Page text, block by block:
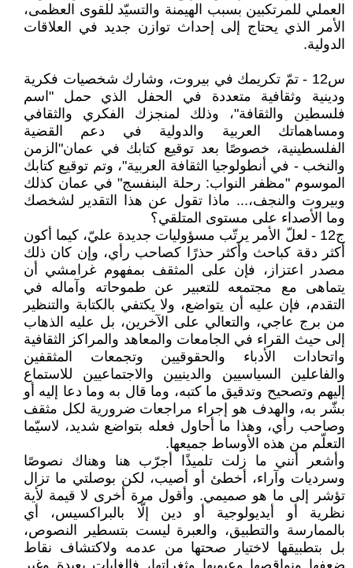
العملي للمرتكبين بسبب الهيمنة والتسيّد للقوى العظمى،
الأمر الذي يحتاج إلى إحداث توازن جديد في العلاقات
الدولية.
س12 - تمّ تكريمك في بيروت، وشارك شخصيات فكرية
ودينية وثقافية متعددة في الحفل الذي حمل "اسم
فلسطين والثقافة"، وذلك لمنجزك الفكري والثقافي
ومساهماتك العربية والدولية في دعم القضية
الفلسطينية، خصوصًا بعد توقيع كتابك في عمان"الزمن
والنخب - في أنطولوجيا الثقافة العربية"، وتم توقيع كتابك
الموسوم "مظفر النواب: رحلة البنفسج" في عمان كذلك
وبيروت والنجف،... ماذا تقول عن هذا التقدير لشخصك
وما الأصداء على مستوى المتلقي؟
ج12 - لعلّ الأمر يرتّب مسؤوليات جديدة عليّ، كيما أكون
أكثر دقة كباحث وأكثر حذرًا كصاحب رأي، وإن كان ذلك
مصدر اعتزاز، فإن على المثقف بمفهوم غرامشي أن
يتماهى مع مجتمعه للتعبير عن طموحاته وآماله في
التقدم، فإن عليه أن يتواضع، ولا يكتفي بالكتابة والتنظير
من برج عاجي، والتعالي على الآخرين، بل عليه الذهاب
إلى حيث القراء في الجامعات والمعاهد والمراكز الثقافية
واتحادات الأدباء والحقوقيين وتجمعات المثقفين
والفاعلين السياسيين والدينيين والاجتماعيين للاستماع
إليهم وتصحيح وتدقيق ما كتبه، وما قال به وما دعا إليه أو
بشّر به، والهدف هو إجراء مراجعات ضرورية لكل مثقف
وصاحب رأي، وهذا ما أحاول فعله بتواضع شديد، لاسيّما
التعلّم من هذه الأوساط جميعها.
وأشعر أنني ما زلت تلميذًا أجرّب هنا وهناك نصوصًا
وسرديات وآراء، أخطئ أو أصيب، لكن بوصلتي ما تزال
تؤشر إلى ما هو صميمي. وأقول مرة أخرى لا قيمة لأية
نظرية أو أيديولوجية أو دين إلّا بالبراكسيس، أي
بالممارسة والتطبيق، والعبرة ليست بتسطير النصوص،
بل بتطبيقها لاختيار صحتها من عدمه ولاكتشاف نقاط